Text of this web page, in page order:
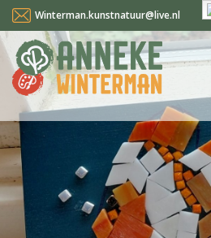
Winterman.kunstnatuur@live.nl